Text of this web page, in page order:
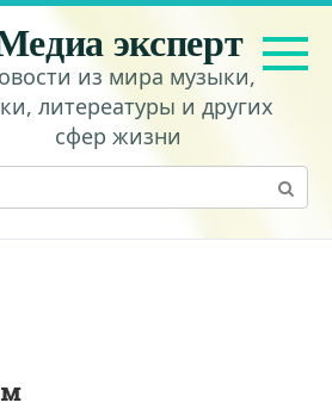
эксперт
из мира музыки,
литереатуры и других
сфер жизни